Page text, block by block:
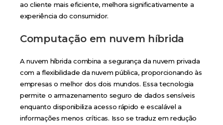
ao cliente mais eficiente, melhora significativamente a
experiência do consumidor.
Computação em nuvem híbrida
A nuvem híbrida combina a segurança da nuvem privada
com a flexibilidade da nuvem pública, proporcionando às
empresas o melhor dos dois mundos. Essa tecnologia
permite o armazenamento seguro de dados sensíveis
enquanto disponibiliza acesso rápido e escalável a
informações menos críticas. Isso se traduz em redução